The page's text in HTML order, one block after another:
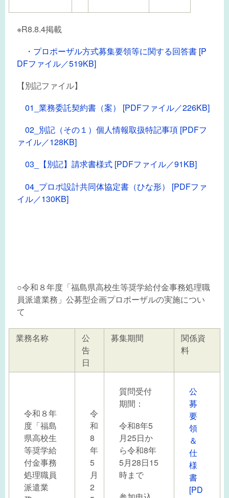
※R8.8.4掲載
・プロポーザル方式募集要領等に関する回答書 [P
DFファイル／519KB]
【別記ファイル】
01_業務委託契約書（案） [PDFファイル／226KB]
02_別記（その１）個人情報取扱特記事項 [PDFフ
ァイル／128KB]
03_【別記】請求書様式 [PDFファイル／91KB]
04_プロポ設計共同体協定書（ひな形） [PDFファ
イル／130KB]
○令和８年度「福島県高校生等奨学給付金事務処理職
員派遣業務」公募型企画プロポーザルの実施につい
て
業務名称
公
告
日
募集期間
関係資
料
令和８年
度「福島
県高校生
等奨学給
付金事務
処理職員
派遣業
令
和
8
年
5
月
2
質問受付
期間：
令和8年5
月25日か
ら令和8年
5月28日15
時まで
公
募
要
領
＆
仕
様
書
[PD